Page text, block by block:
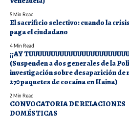
5 Min Read
El sacrificio selectivo: cuando la
paga el ciudadano
4 Min Read
¡¡AY
(Suspenden a dos generales de la
investigación sobre desaparición de
270 paquetes de cocaína en Haina)
2 Min Read
CONVOCATORIA DE RELACIONES
DOMÉSTICAS